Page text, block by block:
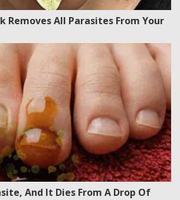
Removes All Parasites From Your
And It Dies From A Drop Of